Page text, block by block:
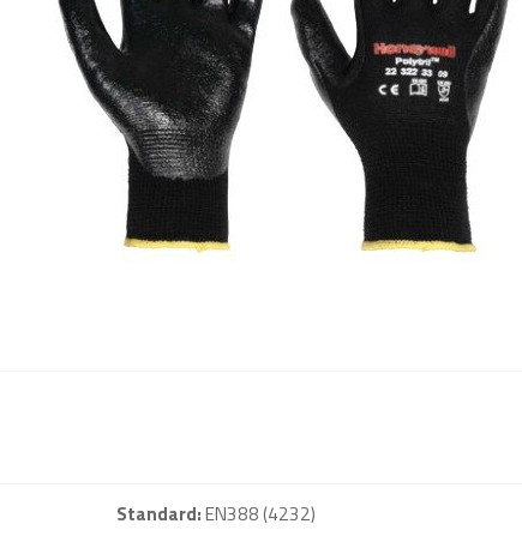
Standard:EN388 (4232)